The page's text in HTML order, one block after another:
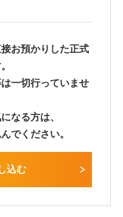
お預かりした正式
一切行っていませ
なる方は、
でください。
込む